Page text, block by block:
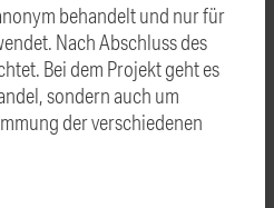
behandelt und nur für
Nach Abschluss des
Bei dem Projekt geht es
sondern auch um
der verschiedenen